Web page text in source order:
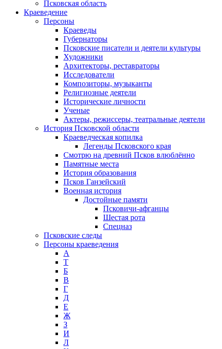
Псковская область
Краеведение
Персоны
Краеведы
Губернаторы
Псковские писатели и деятели культуры
Художники
Архитекторы, реставраторы
Исследователи
Композиторы, музыканты
Религиозные деятели
Исторические личности
Ученые
Актеры, режиссеры, театральные деятели
История Псковской области
Краеведческая копилка
Легенды Псковского края
Смотрю на древний Псков влюблённо
Памятные места
История образования
Псков Ганзейский
Военная история
Достойные памяти
Псковичи-афганцы
Шестая рота
Спецназ
Псковские следы
Персоны краеведения
А
T
Б
В
Г
Д
Е
Ж
З
И
Л